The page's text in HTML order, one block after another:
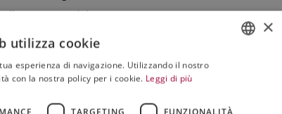
dei
da
prodotti e
prodotto, con un
e nel valore
×
utilizza cookie
esperienza di navigazione. Utilizzando il nostro
con la nostra policy per i cookie. Leggi di più
TARGETING FUNZIONALITÀ